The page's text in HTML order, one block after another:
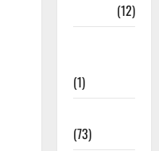
(12)
(1)
(73)